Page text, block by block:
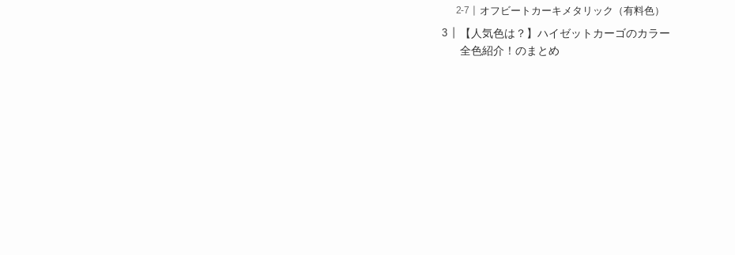
オフビートカーキメタリック（有料色）
【人気色は？】ハイゼットカーゴのカラー
全色紹介！のまとめ